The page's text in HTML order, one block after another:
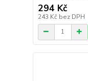
294 Kč
243 Kč bez DPH